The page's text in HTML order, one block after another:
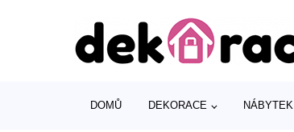
DOMŮ DEKORACE NÁBYTEK